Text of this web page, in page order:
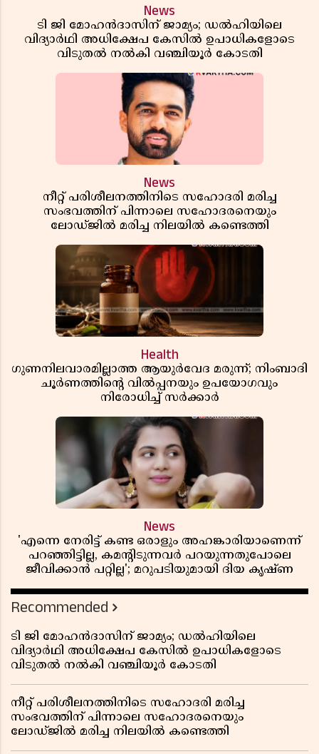
News
ടി ജി മോഹൻദാസിന് ജാമ്യം; ഡൽഹിയിലെ
വിദ്യാർഥി അധിക്ഷേപ കേസിൽ ഉപാധികളോടെ
വിടുതൽ നൽകി വഞ്ചിയൂർ കോടതി
News
നീറ്റ് പരിശീലനത്തിനിടെ സഹോദരി മരിച്ച
സംഭവത്തിന് പിന്നാലെ സഹോദരനെയും
ലോഡ്ജിൽ മരിച്ച നിലയിൽ കണ്ടെത്തി
Health
ഗുണനിലവാരമില്ലാത്ത ആയുർവേദ മരുന്ന്; നിംബാദി
ചൂർണത്തിൻ്റെ വിൽപ്പനയും ഉപയോഗവും
നിരോധിച്ച് സർക്കാർ
News
'എന്നെ നേരിട്ട് കണ്ട ഒരാളും അഹങ്കാരിയാണെന്ന്
പറഞ്ഞിട്ടില്ല, കമൻ്റിടുന്നവർ പറയുന്നതുപോലെ
ജീവിക്കാൻ പറ്റില്ല'; മറുപടിയുമായി ദിയ കൃഷ്ണ
Recommended
ടി ജി മോഹൻദാസിന് ജാമ്യം; ഡൽഹിയിലെ
വിദ്യാർഥി അധിക്ഷേപ കേസിൽ ഉപാധികളോടെ
വിടുതൽ നൽകി വഞ്ചിയൂർ കോടതി
നീറ്റ് പരിശീലനത്തിനിടെ സഹോദരി മരിച്ച
സംഭവത്തിന് പിന്നാലെ സഹോദരനെയും
ലോഡ്ജിൽ മരിച്ച നിലയിൽ കണ്ടെത്തി